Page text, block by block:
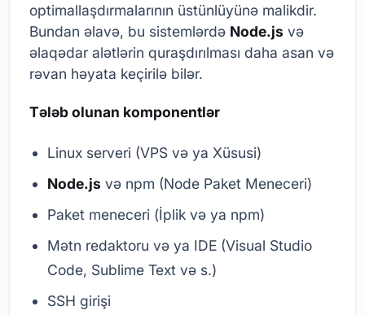
optimallaşdırmalarının üstünlüyünə malikdir.
Bundan əlavə, bu sistemlərdə Node.js və
əlaqədar alətlərin quraşdırılması daha asan və
rəvan həyata keçirilə bilər.
Tələb olunan komponentlər
Linux serveri (VPS və ya Xüsusi)
Node.js və npm (Node Paket Meneceri)
Paket meneceri (İplik və ya npm)
Mətn redaktoru və ya IDE (Visual Studio
Code, Sublime Text və s.)
SSH girişi